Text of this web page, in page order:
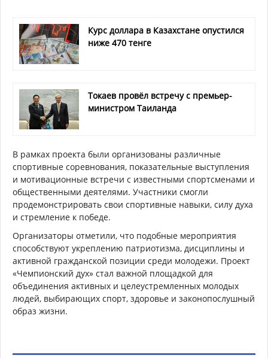
Курс доллара в Казахстане опустился
ниже 470 тенге
Токаев провёл встречу с премьер-
министром Таиланда
В рамках проекта были организованы различные
спортивные соревнования, показательные выступления
и мотивационные встречи с известными спортсменами и
общественными деятелями. Участники смогли
продемонстрировать свои спортивные навыки, силу духа
и стремление к победе.
Организаторы отметили, что подобные мероприятия
способствуют укреплению патриотизма, дисциплины и
активной гражданской позиции среди молодежи. Проект
«Чемпионский дух» стал важной площадкой для
объединения активных и целеустремленных молодых
людей, выбирающих спорт, здоровье и законопослушный
образ жизни.